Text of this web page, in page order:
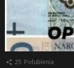
25 Polubienia